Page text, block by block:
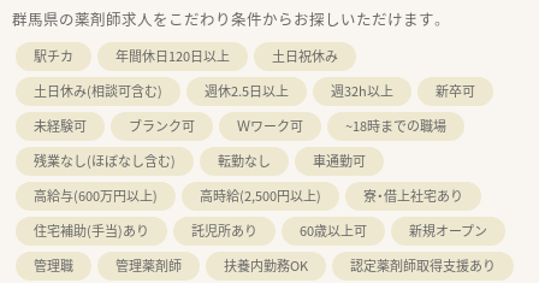
群馬県の薬剤師求人をこだわり条件からお探しいただけます。
駅チカ 年間休日120日以上
土日祝休み
土日休み(相談可含む)
週休2.5日以上 週32h以上
新卒可
未経験可
ブランク可 Ｗワーク可
~18時までの職場
残業なし(ほぼなし含む)
転勤なし
車通勤可
高給与(600万円以上)
高時給(2,500円以上)
寮・借上社宅あり
住宅補助(手当)あり
託児所あり 60歳以上可
新規オープン
管理職
管理薬剤師 扶養内勤務OK
認定薬剤師取得支援あり